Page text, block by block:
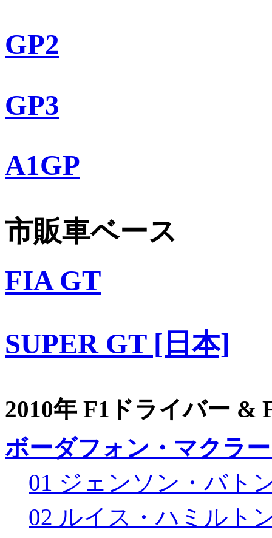
GP2
GP3
A1GP
市販車ベース
FIA GT
SUPER GT [日本]
2010年 F1ドライバー &
ボーダフォン・マクラ
01 ジェンソン・バト
02 ルイス・ハミルト